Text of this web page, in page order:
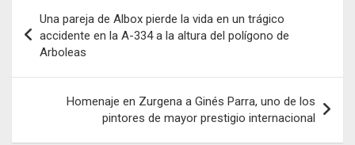
de
entradas
Una pareja de Albox pierde la vida en un trágico
accidente en la A-334 a la altura del polígono de
Arboleas
Homenaje en Zurgena a Ginés Parra, uno de los
pintores de mayor prestigio internacional